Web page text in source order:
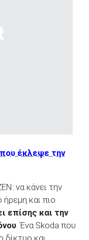
έκλεψε την
να κάνει την
ήρεμη και πιο
επίσης και την
. Ένα Skoda που
δίκτυο και